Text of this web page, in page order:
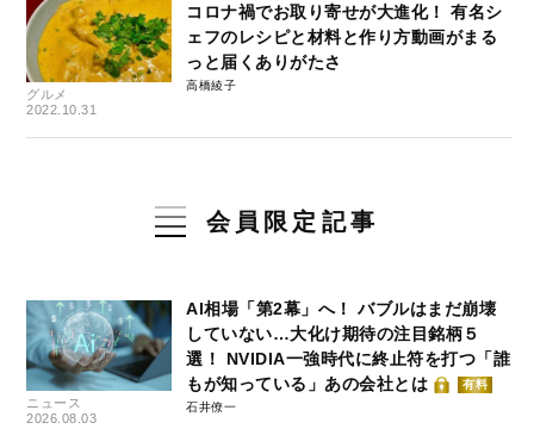
グルメ
2022.10.31
コロナ禍でお取り寄せが大進化！ 有名シ
ェフのレシピと材料と作り方動画がまる
っと届くありがたさ
高橋綾子
会員限定記事
ニュース
2026.08.03
AI相場「第2幕」へ！ バブルはまだ崩壊
していない…大化け期待の注目銘柄５
選！ NVIDIA一強時代に終止符を打つ「誰
もが知っている」あの会社とは
有料
石井僚一